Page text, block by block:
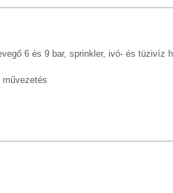
6 és 9 bar, sprinkler, ivó- és tüzivíz